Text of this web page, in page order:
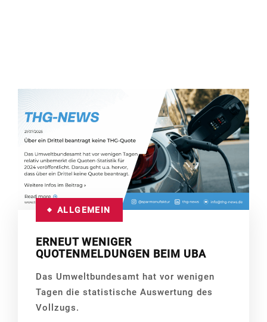
ALLGEMEIN
ERNEUT WENIGER
QUOTENMELDUNGEN BEIM UBA
Das Umweltbundesamt hat vor wenigen
Tagen die statistische Auswertung des
Vollzugs.